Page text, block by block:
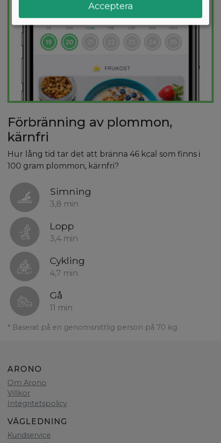
Förbränning av plommon,
kärnfri
Hur lång tid tar det att bränna 46 kcal som finns i
100 gram plommon, kärnfri?
Simning
3,8 min
Lopp
3,4 min
Cykling
4,7 min
Gå
11 min
* Baserat på en genomsnittlig person på 70 kg.
ARONO
Om Arono
Villkor
Integritetspolicy
VÄGLEDNING
Kundservice
Acceptera